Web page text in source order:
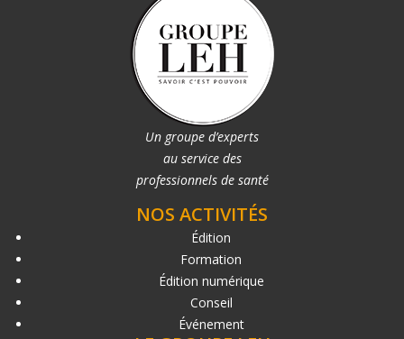
Un groupe d’experts
au service des
professionnels de santé
NOS ACTIVITÉS
Édition
Formation
Édition numérique
Conseil
Événement